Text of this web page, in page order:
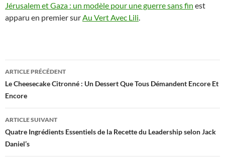
Jérusalem et Gaza : un modèle pour une guerre sans fin est
apparu en premier surAu Vert Avec Lili.
Navigation
des
articles
ARTICLE PRÉCÉDENT
Le Cheesecake Citronné : Un Dessert Que Tous Démandent Encore Et
Encore
ARTICLE SUIVANT
Quatre Ingrédients Essentiels de la Recette du Leadership selon Jack
Daniel’s